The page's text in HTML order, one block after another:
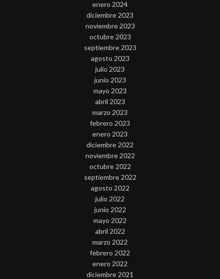
enero 2024
diciembre 2023
noviembre 2023
octubre 2023
septiembre 2023
agosto 2023
julio 2023
junio 2023
mayo 2023
abril 2023
marzo 2023
febrero 2023
enero 2023
diciembre 2022
noviembre 2022
octubre 2022
septiembre 2022
agosto 2022
julio 2022
junio 2022
mayo 2022
abril 2022
marzo 2022
febrero 2022
enero 2022
diciembre 2021